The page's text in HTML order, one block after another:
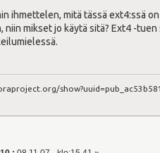
ihmettelen, mitä tässä ext4:ssä
niin mikset jo käytä sitä? Ext4 -